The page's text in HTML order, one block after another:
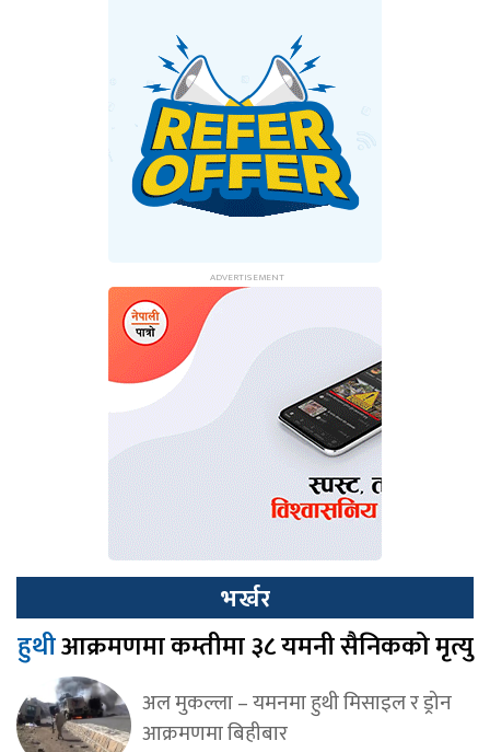
भर्खर
हुथीआक्रमणमा कम्तीमा ३८ यमनी सैनिकको मृत्यु
अल मुकल्ला – यमनमा हुथी मिसाइल र ड्रोन
आक्रमणमा बिहीबार